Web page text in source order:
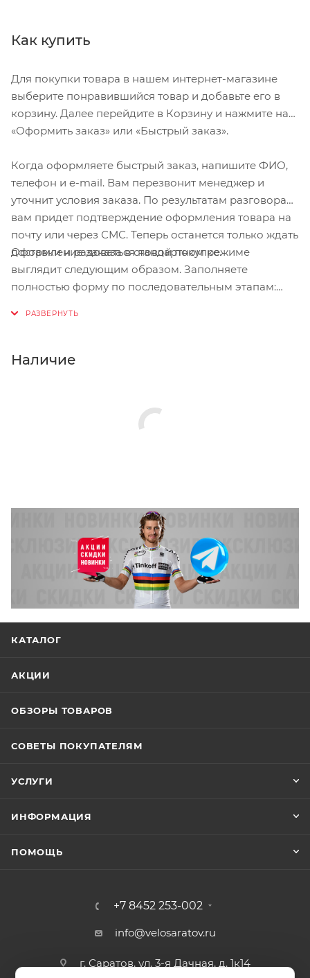
Как купить
Для покупки товара в нашем интернет-магазине
выберите понравившийся товар и добавьте его в
корзину. Далее перейдите в Корзину и нажмите на
«Оформить заказ» или «Быстрый заказ».
Когда оформляете быстрый заказ, напишите ФИО,
телефон и e-mail. Вам перезвонит менеджер и
уточнит условия заказа. По результатам разговора
вам придет подтверждение оформления товара на
почту или через СМС. Теперь останется только ждать
доставки и радоваться новой покупке.
Оформление заказа в стандартном режиме
выглядит следующим образом. Заполняете
полностью форму по последовательным этапам:
Нажмите кнопку «Оформить заказ».
Наличие
КАТАЛОГ
АКЦИИ
ОБЗОРЫ ТОВАРОВ
СОВЕТЫ ПОКУПАТЕЛЯМ
УСЛУГИ
ИНФОРМАЦИЯ
ПОМОЩЬ
+7 8452 253-002
info@velosaratov.ru
г. Саратов, ул. 3-я Дачная, д. 1к14